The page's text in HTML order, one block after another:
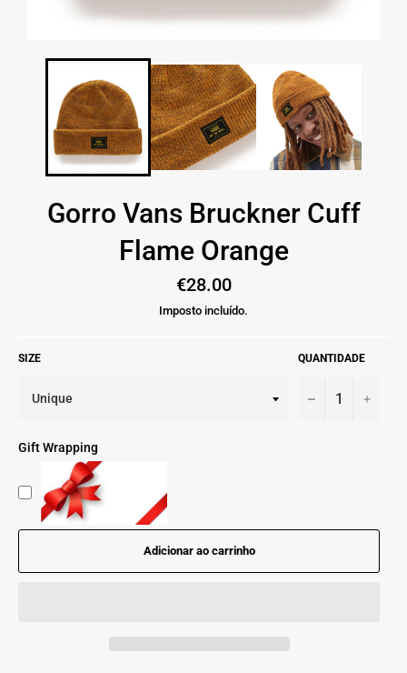
Gorro Vans Bruckner Cuff
Flame Orange
Preço
normal
€28.00
Imposto incluído.
SIZE QUANTIDADE
− +
Gift Wrapping
Adicionar ao carrinho